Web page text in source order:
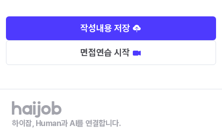
작성내용 저장
면접연습 시작
하이잡, Human과 AI를 연결합니다.